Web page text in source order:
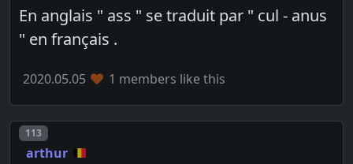
En anglais " ass " se traduit par " cul - anus
" en français .
2020.05.05 1 members like this
Post number
113
arthur